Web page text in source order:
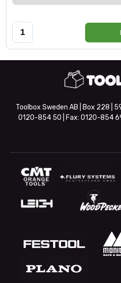
Toolbox Sweden AB | Box 228 |
0120-854 50 | Fax: 0120-854